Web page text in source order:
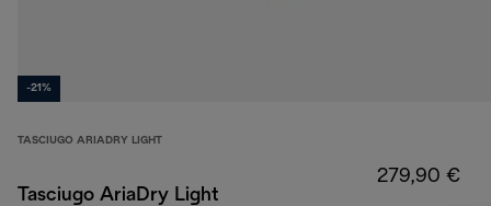
-21%
TASCIUGO ARIADRY LIGHT
Tasciugo AriaDry Light
279,90 €